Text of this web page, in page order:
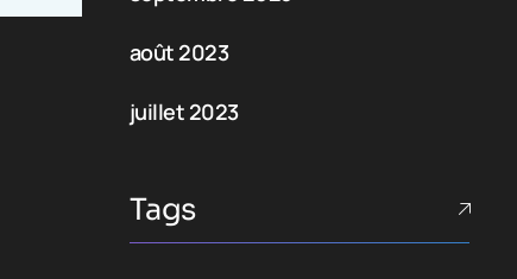
août 2023
juillet 2023
Tags